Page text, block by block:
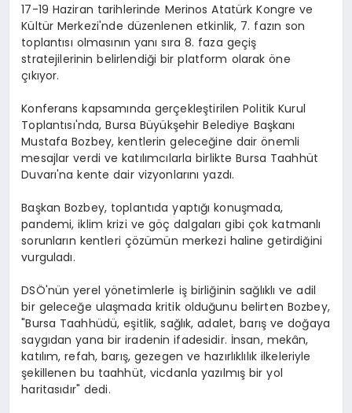
17-19 Haziran tarihlerinde Merinos Atatürk Kongre ve
Kültür Merkezi'nde düzenlenen etkinlik, 7. fazın son
toplantısı olmasının yanı sıra 8. faza geçiş
stratejilerinin belirlendiği bir platform olarak öne
çıkıyor.
Konferans kapsamında gerçekleştirilen Politik Kurul
Toplantısı'nda, Bursa Büyükşehir Belediye Başkanı
Mustafa Bozbey, kentlerin geleceğine dair önemli
mesajlar verdi ve katılımcılarla birlikte Bursa Taahhüt
Duvarı'na kente dair vizyonlarını yazdı.
Başkan Bozbey, toplantıda yaptığı konuşmada,
pandemi, iklim krizi ve göç dalgaları gibi çok katmanlı
sorunların kentleri çözümün merkezi haline getirdiğini
vurguladı.
DSÖ'nün yerel yönetimlerle iş birliğinin sağlıklı ve adil
bir geleceğe ulaşmada kritik olduğunu belirten Bozbey,
"Bursa Taahhüdü, eşitlik, sağlık, adalet, barış ve doğaya
saygıdan yana bir iradenin ifadesidir. İnsan, mekân,
katılım, refah, barış, gezegen ve hazırlıklılık ilkeleriyle
şekillenen bu taahhüt, vicdanla yazılmış bir yol
haritasıdır" dedi.